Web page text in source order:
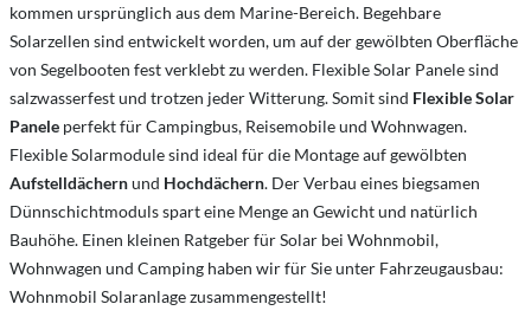
kommen ursprünglich aus dem Marine-Bereich. Begehbare
Solarzellen sind entwickelt worden, um auf der gewölbten Oberfläche
von Segelbooten fest verklebt zu werden. Flexible Solar Panele sind
salzwasserfest und trotzen jeder Witterung. Somit sind Flexible Solar
Panele perfekt für Campingbus, Reisemobile und Wohnwagen.
Flexible Solarmodule sind ideal für die Montage auf gewölbten
Aufstelldächernund Hochdächern. Der Verbau eines biegsamen
Dünnschichtmoduls spart eine Menge an Gewicht und natürlich
Bauhöhe. Einen kleinen Ratgeber für Solar bei Wohnmobil,
Wohnwagen und Camping haben wir für Sie unter Fahrzeugausbau:
Wohnmobil Solaranlage zusammengestellt!